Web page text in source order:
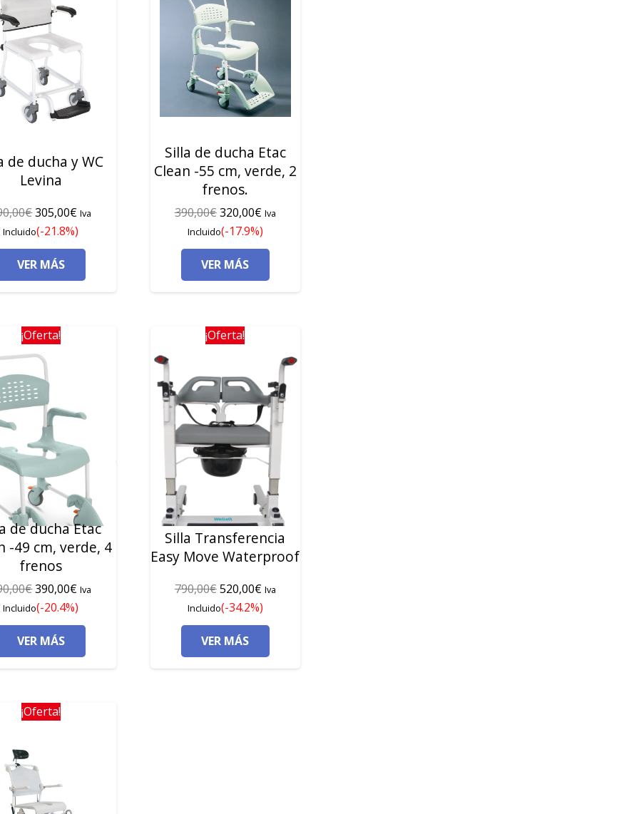
de ducha y WC
Levina
€El
precio
original
era:
390,00€.
305,00€El
precio
actual
305,00€.
Iva
Incluido(-21.8%)
VER MÁS
Silla de ducha Etac
Clean -55 cm, verde, 2
frenos.
390,00€El
precio
original
era:
390,00€.
320,00€El
precio
actual
320,00€.
Iva
Incluido(-17.9%)
VER MÁS
¡Oferta!
de ducha Etac
-49 cm, verde, 4
frenos
€El
precio
original
era:
490,00€.
390,00€El
precio
actual
390,00€.
Iva
Incluido(-20.4%)
VER MÁS
¡Oferta!
Silla Transferencia
Easy Move Waterproof
790,00€El
precio
original
era:
790,00€.
520,00€El
precio
actual
520,00€.
Iva
Incluido(-34.2%)
VER MÁS
¡Oferta!